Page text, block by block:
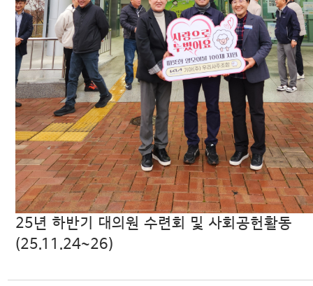
25년 하반기 대의원 수련회 및 사회공헌활동
(25.11.24~26)